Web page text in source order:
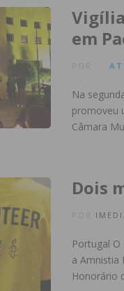
em
Na
promoveu
Câmara
Dois
Portugal
a Amnistia
Honorário